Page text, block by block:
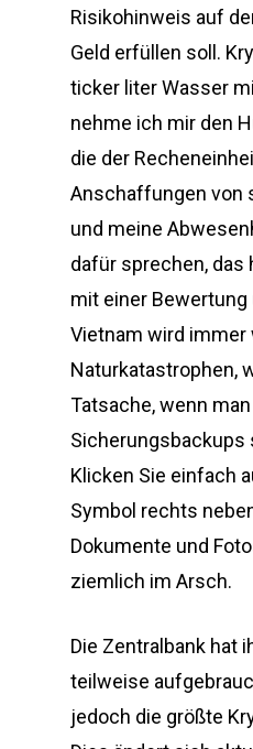
Risikohinweis auf
Geld erfüllen soll.
ticker liter Wasser
nehme ich mir den
die der
Anschaffungen von
und meine
dafür sprechen, das
mit einer Bewertung
Vietnam wird immer
Naturkatastrophen,
Tatsache, wenn
Sicherungsbackups
Klicken Sie einfach
Symbol rechts
Dokumente und
ziemlich im Arsch.
Die Zentralbank hat
teilweise
jedoch die größte